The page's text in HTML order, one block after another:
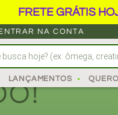
FRETE GRÁTIS
NA CONTA
LANÇAMENTOS